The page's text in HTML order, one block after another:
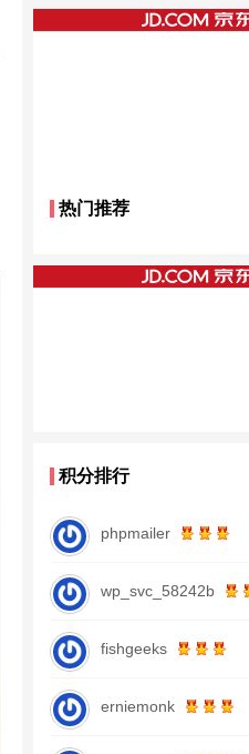
热门推荐
积分排行
phpmailer
wp_svc_58242b
fishgeeks
erniemonk